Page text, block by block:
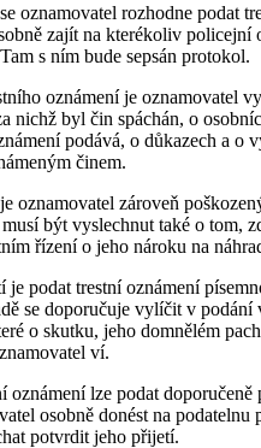
oznamovatel rozhodne podat
zajít na kterékoliv policejní
s ním bude sepsán protokol.
oznámení je oznamovatel
nichž byl čin spáchán, o
podává, o důkazech a o
činem.
oznamovatel zároveň
být vyslechnut také o tom,
řízení o jeho nároku na
je podat trestní oznámení
se doporučuje vylíčit v podání
o skutku, jeho domnělém
ví.
oznámení lze podat doporučeně
osobně donést na podatelnu
potvrdit jeho přijetí.